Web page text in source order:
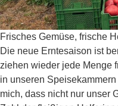
Frisches Gemüse, frische
Die neue Erntesaison ist
ziehen wieder jede Menge
in unseren
mich, dass nicht nur unser